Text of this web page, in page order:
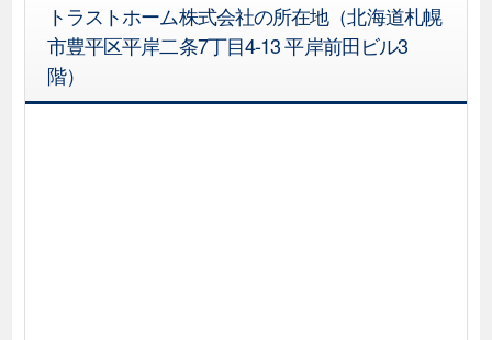
トラストホーム株式会社の所在地（北海道札幌
市豊平区平岸二条7丁目4-13 平岸前田ビル3
階）